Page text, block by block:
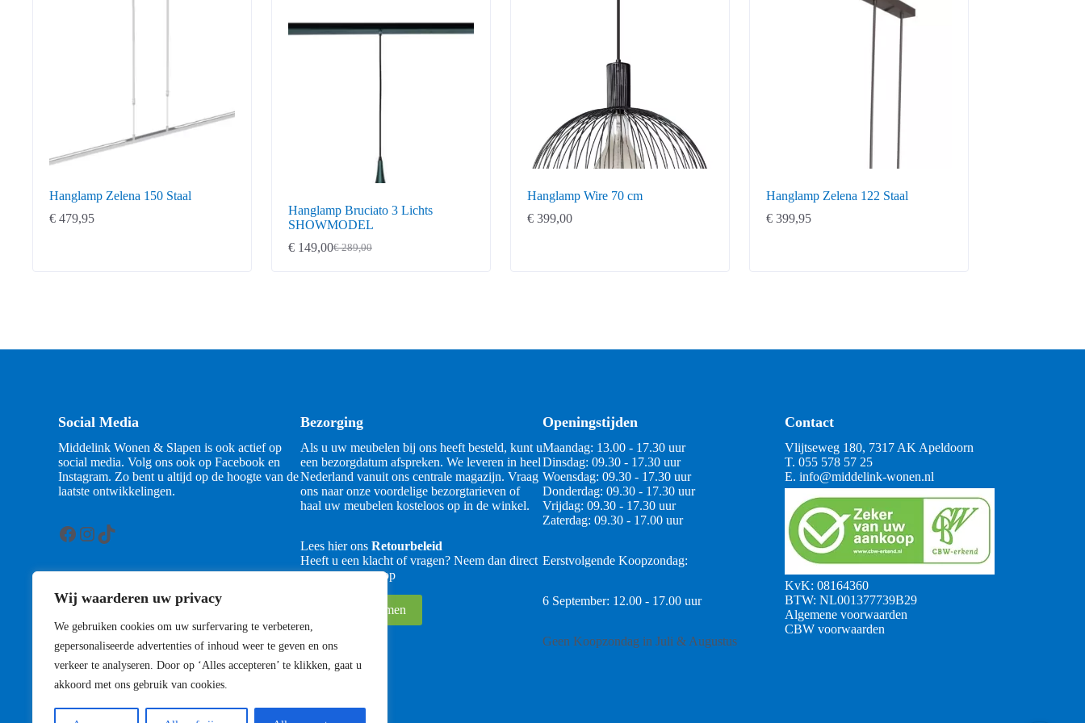
Wij waarderen uw privacy
We gebruiken cookies om uw surfervaring te verbeteren,
gepersonaliseerde advertenties of inhoud weer te geven en ons
verkeer te analyseren. Door op ‘Alles accepteren’ te klikken, gaat u
akkoord met ons gebruik van cookies.
Hanglamp Zelena 150 Staal
€ 479,95
Hanglamp Bruciato 3 Lichts
SHOWMODEL
€289,00
Oorspronkelijke
€ 149,00
Huidige
Hanglamp Wire 70 cm
€ 399,00
Hanglamp Zelena 122 Staal
€ 399,95
Social Media
Middelink Wonen & Slapen is ook actief op
social media. Volg ons ook op Facebook en
Instagram. Zo bent u altijd op de hoogte van de
laatste ontwikkelingen.
Facebook
Instagram
TikTok
Bezorging
Als u uw meubelen bij ons heeft besteld, kunt u
een bezorgdatum afspreken. We leveren in heel
Nederland vanuit ons centrale magazijn. Vraag
ons naar onze voordelige bezorgtarieven of
haal uw meubelen kosteloos op in de winkel.
Lees hier ons Retourbeleid
Heeft u een klacht of vragen? Neem dan direct
contact met ons op
Contact opnemen
Openingstijden
Maandag: 13.00 - 17.30 uur
Dinsdag: 09.30 - 17.30 uur
Woensdag: 09.30 - 17.30 uur
Donderdag: 09.30 - 17.30 uur
Vrijdag: 09.30 - 17.30 uur
Zaterdag: 09.30 - 17.00 uur
Eerstvolgende Koopzondag:
6 September: 12.00 - 17.00 uur
Geen Koopzondag in Juli & Augustus
Contact
Vlijtseweg 180, 7317 AK Apeldoorn
T. 055 578 57 25
E. info@middelink-wonen.nl
KvK: 08164360
BTW: NL001377739B29
Algemene voorwaarden
CBW voorwaarden